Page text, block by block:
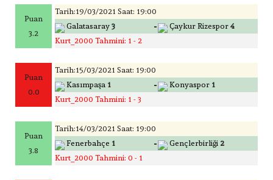
Puan
3.2
Tarih:19/03/2021 Saat: 19:00
Galatasaray 3 - Çaykur Rizespor 4
Kurt_2000 Tahmini: 1 - 2
Puan
0.0
Tarih:15/03/2021 Saat: 19:00
Kasımpaşa 1 - Konyaspor 1
Kurt_2000 Tahmini: 1 - 3
Puan
3.8
Tarih:14/03/2021 Saat: 19:00
Fenerbahçe 1 - Gençlerbirliği 2
Kurt_2000 Tahmini: 0 - 1